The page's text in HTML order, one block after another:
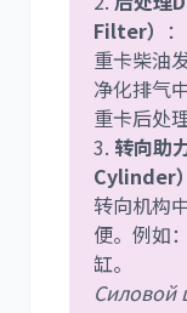
Filter）
重卡柴油
净化排气
重卡后处
3. 转向助
Cylinder）
转向机构
便。例如
缸。
Силовой